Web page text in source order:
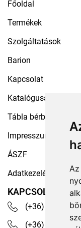
Főoldal
Termékek
Szolgáltatások
Barion
Kapcsolat
Katalógusaink
Tábla bérbeadás
Impresszum
ÁSZF
Adatkezelési
KAPCSOLAT
(+36) 30 535
(+36) 1 329